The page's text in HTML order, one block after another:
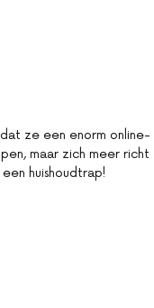
ze een enorm online-
maar zich meer richt
huishoudtrap!